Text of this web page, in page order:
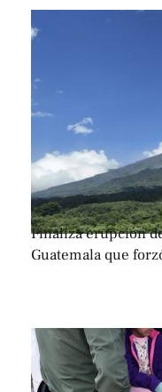
Finaliza erupción
Guatemala que